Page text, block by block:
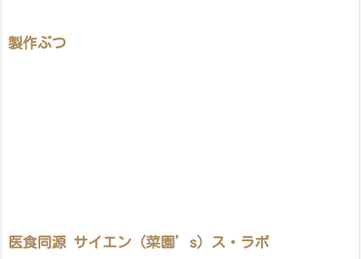
製作ぶつ
医食同源 サイエン（菜園’s）ス・ラボ